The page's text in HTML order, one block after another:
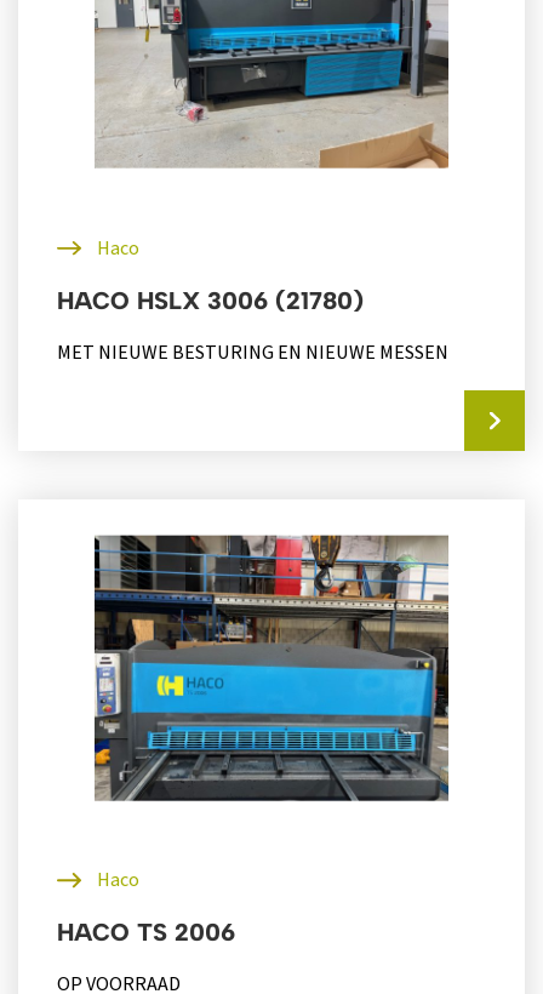
Haco
HACO HSLX 3006 (21780)
MET NIEUWE BESTURING EN NIEUWE MESSEN
Haco
HACO TS 2006
OP VOORRAAD